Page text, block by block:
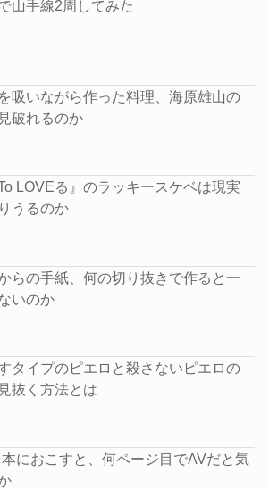
山手線2周してみた
吸いながら作った料理、海原雄山の
破れるのか
LOVEる』のラッキースケベは現実
うるのか
らの手紙、何の切り抜きで作ると一
いのか
タイプのピエロと殺さないピエロの
抜く方法とは
におこすと、何ページ目でAVだと気